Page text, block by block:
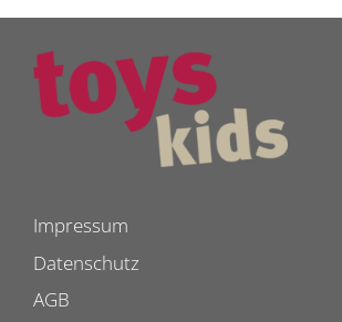
Impressum
Datenschutz
AGB